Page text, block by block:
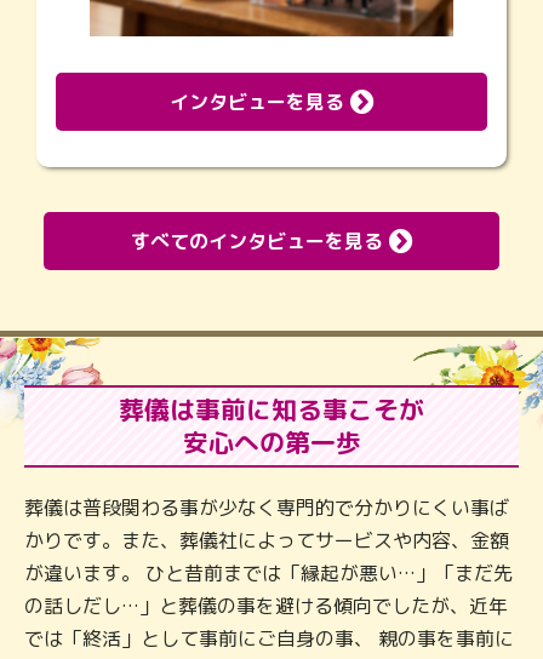
インタビューを見る
すべてのインタビューを見る
葬儀は事前に知る事こそが
安心への第一歩
葬儀は普段関わる事が少なく専門的で分かりにくい事ば
かりです。また、葬儀社によってサービスや内容、金額
が違います。 ひと昔前までは「縁起が悪い…」「まだ先
の話しだし…」と葬儀の事を避ける傾向でしたが、近年
では「終活」として事前にご自身の事、 親の事を事前に